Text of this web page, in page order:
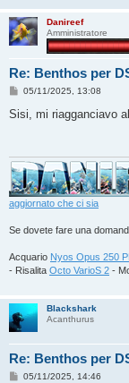
Danireef
Amministratore
Re: Benthos per
M
s
i
o
05/11/2025, 13:08
Sisi, mi riagganciavo
aggiornato che ci sia
Se dovete fare una
Acquario Nyos Opus 250
- Risalita Octo VarioS 2 -
Blackshark
Acanthurus
Re: Benthos per
M05/11/2025, 14:46